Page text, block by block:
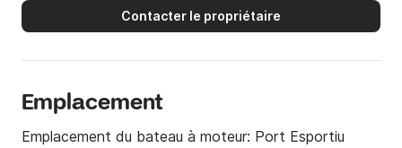
Contacter le propriétaire
Emplacement
Emplacement du bateau à moteur: Port Esportiu